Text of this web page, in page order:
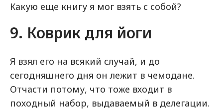
Какую еще книгу я мог взять с собой?
9. Коврик для йоги
Я взял его на всякий случай, и до
сегодняшнего дня он лежит в чемодане.
Отчасти потому, что тоже входит в
походный набор, выдаваемый в делегации.